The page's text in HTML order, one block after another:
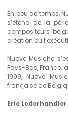
En peu de temps,
s’étend de la
compositeurs
création ou
Nuove Musiche
Pays-Bas, France,
1999, Nuove
française de
Eric Lederhandler